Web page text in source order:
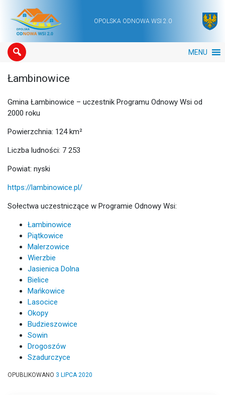
Main NavigationOPOLSKA ODNOWA WSI 2.0
MENU
Łambinowice
Gmina Łambinowice – uczestnik Programu Odnowy Wsi od
2000 roku
Powierzchnia: 124 km²
Liczba ludności: 7 253
Powiat: nyski
https://lambinowice.pl/
Sołectwa uczestniczące w Programie Odnowy Wsi:
Łambinowice
Piątkowice
Malerzowice
Wierzbie
Jasienica Dolna
Bielice
Mańkowice
Lasocice
Okopy
Budzieszowice
Sowin
Drogoszów
Szadurczyce
OPUBLIKOWANO 3 LIPCA 2020